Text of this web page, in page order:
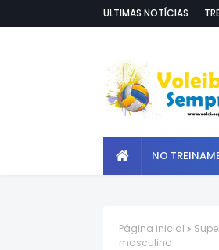
ULTIMAS NOTÍCIAS
NO
Página inicial
masculina